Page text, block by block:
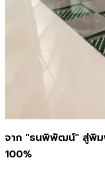
จาก "ธนพิพัฒน์" สู่พิม
100%